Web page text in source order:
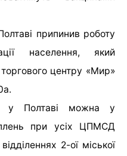
припинив роботу
населення, який
центру «Мир»
у Полтаві можна у
при усіх ЦПМСД
2-ої міської